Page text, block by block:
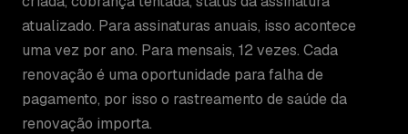
atualizado. Para assinaturas anuais, isso acontece
uma vez por ano. Para mensais, 12 vezes. Cada
renovação é uma oportunidade para falha de
pagamento, por isso o rastreamento de saúde da
renovação importa.